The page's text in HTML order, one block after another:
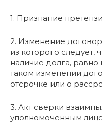
1. Признание
2. Изменение
из которого следует,
наличие долга,
таком изменении
отсрочке или о
3. Акт сверки
уполномоченным